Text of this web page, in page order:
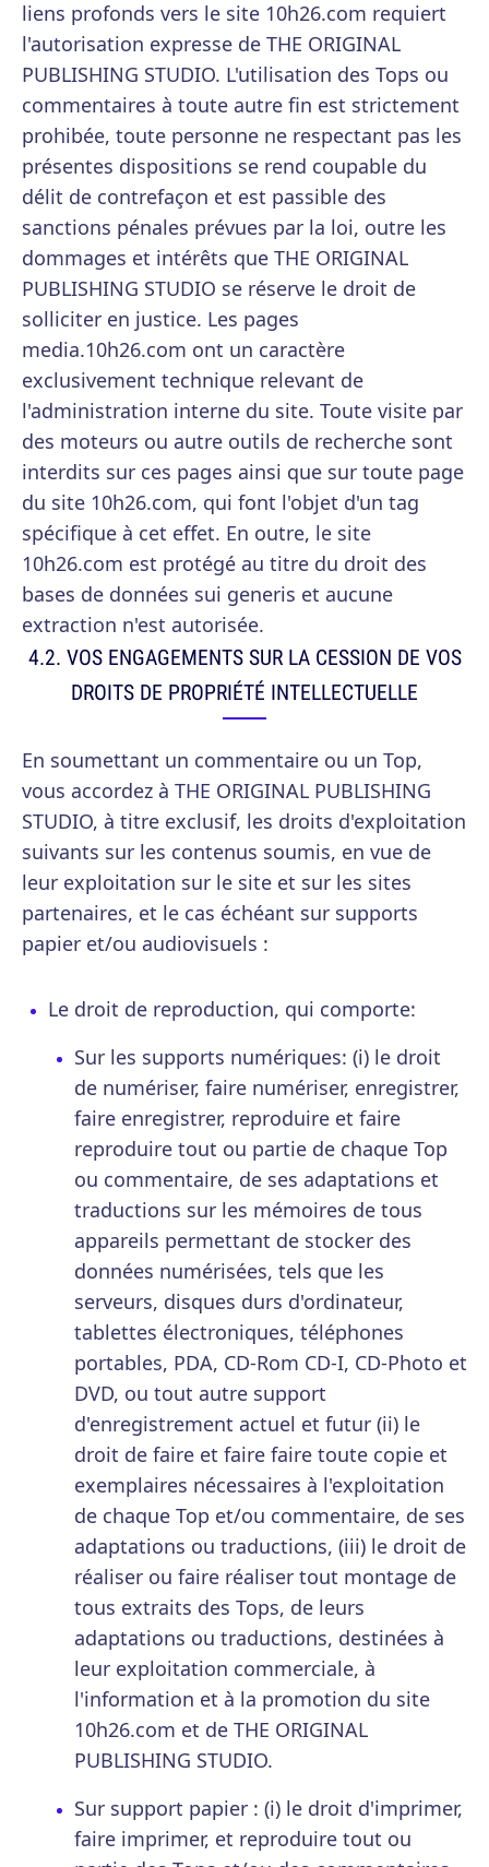
liens profonds vers le site 10h26.com requiert
l'autorisation expresse de THE ORIGINAL
PUBLISHING STUDIO. L'utilisation des Tops ou
commentaires à toute autre fin est strictement
prohibée, toute personne ne respectant pas les
présentes dispositions se rend coupable du
délit de contrefaçon et est passible des
sanctions pénales prévues par la loi, outre les
dommages et intérêts que THE ORIGINAL
PUBLISHING STUDIO se réserve le droit de
solliciter en justice. Les pages
media.10h26.com ont un caractère
exclusivement technique relevant de
l'administration interne du site. Toute visite par
des moteurs ou autre outils de recherche sont
interdits sur ces pages ainsi que sur toute page
du site 10h26.com, qui font l'objet d'un tag
spécifique à cet effet. En outre, le site
10h26.com est protégé au titre du droit des
bases de données sui generis et aucune
extraction n'est autorisée.
4.2. VOS ENGAGEMENTS SUR LA CESSION DE VOS
DROITS DE PROPRIÉTÉ INTELLECTUELLE
En soumettant un commentaire ou un Top,
vous accordez à THE ORIGINAL PUBLISHING
STUDIO, à titre exclusif, les droits d'exploitation
suivants sur les contenus soumis, en vue de
leur exploitation sur le site et sur les sites
partenaires, et le cas échéant sur supports
papier et/ou audiovisuels :
Le droit de reproduction, qui comporte:
Sur les supports numériques: (i) le droit
de numériser, faire numériser, enregistrer,
faire enregistrer, reproduire et faire
reproduire tout ou partie de chaque Top
ou commentaire, de ses adaptations et
traductions sur les mémoires de tous
appareils permettant de stocker des
données numérisées, tels que les
serveurs, disques durs d'ordinateur,
tablettes électroniques, téléphones
portables, PDA, CD-Rom CD-I, CD-Photo et
DVD, ou tout autre support
d'enregistrement actuel et futur (ii) le
droit de faire et faire faire toute copie et
exemplaires nécessaires à l'exploitation
de chaque Top et/ou commentaire, de ses
adaptations ou traductions, (iii) le droit de
réaliser ou faire réaliser tout montage de
tous extraits des Tops, de leurs
adaptations ou traductions, destinées à
leur exploitation commerciale, à
l'information et à la promotion du site
10h26.com et de THE ORIGINAL
PUBLISHING STUDIO.
Sur support papier : (i) le droit d'imprimer,
faire imprimer, et reproduire tout ou